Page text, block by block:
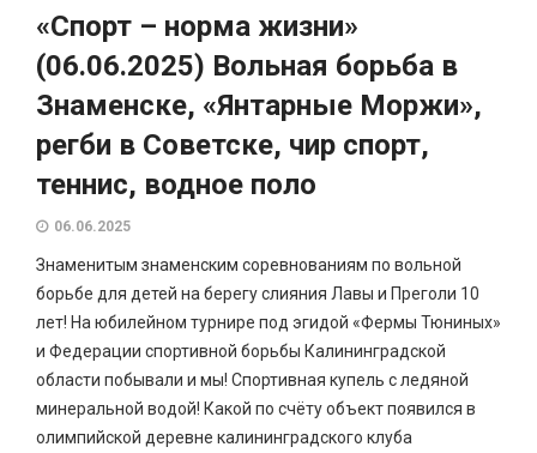
«Спорт – норма жизни»
(06.06.2025) Вольная борьба в
Знаменске, «Янтарные Моржи»,
регби в Советске, чир спорт,
теннис, водное поло
06.06.2025
Знаменитым знаменским соревнованиям по вольной
борьбе для детей на берегу слияния Лавы и Преголи 10
лет! На юбилейном турнире под эгидой «Фермы Тюниных»
и Федерации спортивной борьбы Калининградской
области побывали и мы! Спортивная купель с ледяной
минеральной водой! Какой по счёту объект появился в
олимпийской деревне калининградского клуба